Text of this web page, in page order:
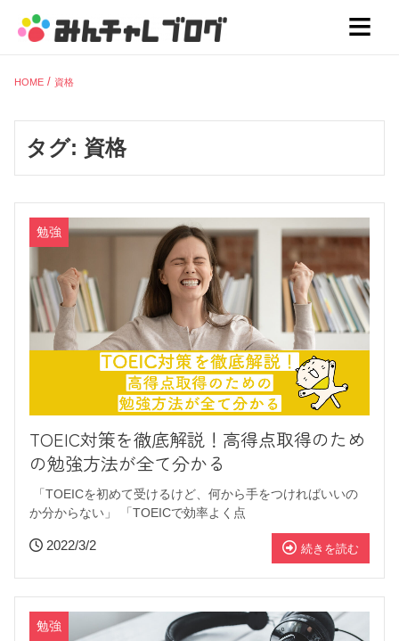
HOME 資格
タグ: 資格
勉強
TOEIC対策を徹底解説！高得点取得のため
の勉強方法が全て分かる
「TOEICを初めて受けるけど、何から手をつければいいの
か分からない」 「TOEICで効率よく点
2022/3/2 続きを読む
勉強